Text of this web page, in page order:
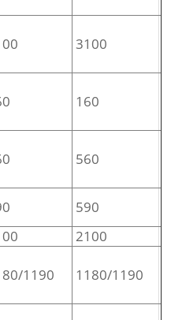
3100
160
560
590
2100
1190 1180/1190